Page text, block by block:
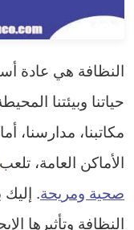
النظافة هي عادة
حياتنا وبيئتنا
مكاتبنا، مدارسنا،
الأماكن العامة، تلعب
صحية ومريحة.
النظافة وتأثيرها